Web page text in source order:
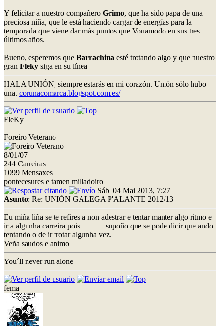
Y felicitar a nuestro compañero Grimo, que ha sido papa de una
preciosa niña, que le está haciendo cargar de energías para la
temporada que viene dar más puntos que Vouamodo en sus tres
últimos años.
Bueno, esperemos que Barrachina esté trotando algo y que nuestro
gran Fleky siga en su línea
HALA UNIÓN, siempre estarás en mi corazón. Unión sólo hubo
una. corunacomarca.blogspot.com.es/
FleKy
Foreiro Veterano
8/01/07
244 Carreiras
1099 Mensaxes
pontecesures e tamen milladoiro
Sáb, 04 Mai 2013, 7:27
Asunto: Re: UNIÓN GALEGA P'ALANTE 2012/13
Eu miña liña se te refires a non adestrar e tentar manter algo ritmo e
ir a algunha carreira pois............ supoño que se pode dicir que ando
tentando o de ir trotar algunha vez.
Veña saudos e animo
You´ll never run alone
fema